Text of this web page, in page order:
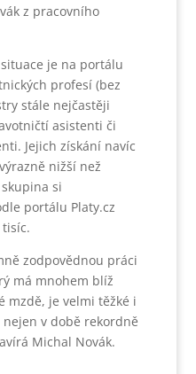
z pracovního
je na portálu
profesí (bez
stále nejčastěji
asistenti či
Jejich získání navíc
nižší než
si
portálu Platy.cz
zodpovědnou práci
má mnohem blíž
mzdě, je velmi těžké i
v době rekordně
Michal Novák.